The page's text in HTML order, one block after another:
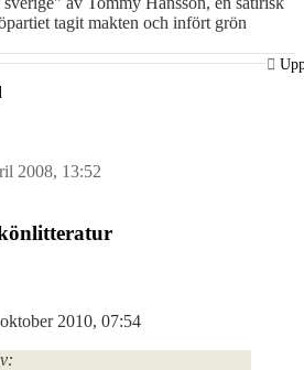
tagit makten och infört grön
2008, 13:52
2010, 07:54